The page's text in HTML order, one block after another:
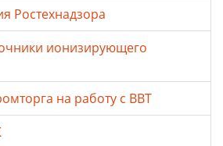
Ростехнадзора
ионизирующего
на работу с ВВТ